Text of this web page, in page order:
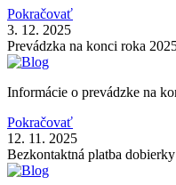
Pokračovať
3. 12. 2025
Prevádzka na konci roka
Informácie o prevádzke na
Pokračovať
12. 11. 2025
Bezkontaktná platba